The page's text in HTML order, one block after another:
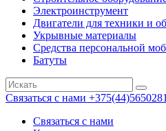
Электроинструмент
Двигатели для техники и
Укрывные материалы
Средства персональной
Батуты
Связаться с нами
Связаться с нами